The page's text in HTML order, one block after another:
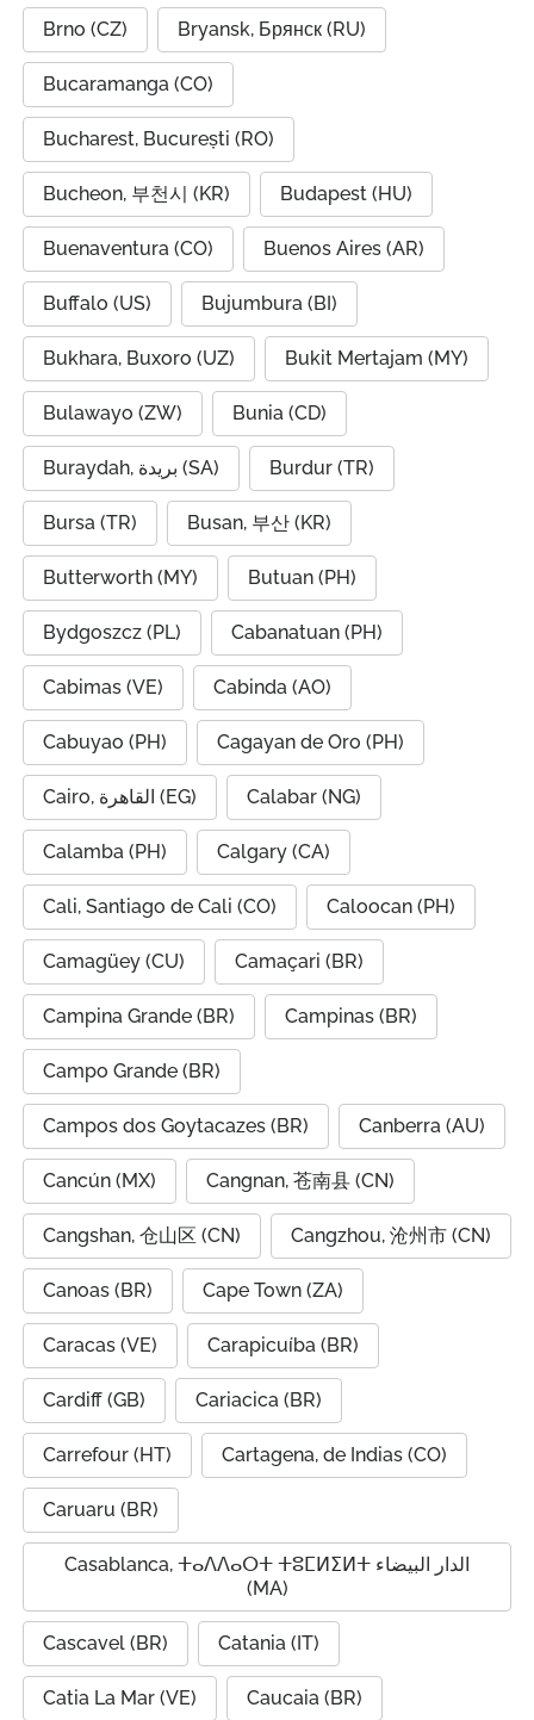
Brno (CZ) Bryansk, Брянск (RU)
Bucaramanga (CO)
Bucharest, București (RO)
Bucheon, 부천시 (KR) Budapest (HU)
Buenaventura (CO) Buenos Aires (AR)
Buffalo (US) Bujumbura (BI)
Bukhara, Buxoro (UZ) Bukit Mertajam (MY)
Bulawayo (ZW) Bunia (CD)
Buraydah, بريدة (SA) Burdur (TR)
Bursa (TR) Busan, 부산 (KR)
Butterworth (MY) Butuan (PH)
Bydgoszcz (PL) Cabanatuan (PH)
Cabimas (VE) Cabinda (AO)
Cabuyao (PH) Cagayan de Oro (PH)
Cairo, القاهرة (EG) Calabar (NG)
Calamba (PH) Calgary (CA)
Cali, Santiago de Cali (CO) Caloocan (PH)
Camagüey (CU) Camaçari (BR)
Campina Grande (BR) Campinas (BR)
Campo Grande (BR)
Campos dos Goytacazes (BR) Canberra (AU)
Cancún (MX) Cangnan, 苍南县 (CN)
Cangshan, 仓山区 (CN) Cangzhou, 沧州市 (CN)
Canoas (BR) Cape Town (ZA)
Caracas (VE) Carapicuíba (BR)
Cardiff (GB) Cariacica (BR)
Carrefour (HT) Cartagena, de Indias (CO)
Caruaru (BR)
Casablanca, ⵜⴰⴷⴷⴰⵔⵜ ⵜⵓⵎⵍⵉⵍⵜ الدار البيضاء
(MA)
Cascavel (BR) Catania (IT)
Catia La Mar (VE) Caucaia (BR)